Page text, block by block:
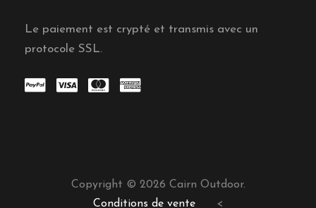
Le paiement est crypté et transmis avec un
protocole SSL.
Copyright © 2026 Cairn Outdoor.
Conditions de vente
<